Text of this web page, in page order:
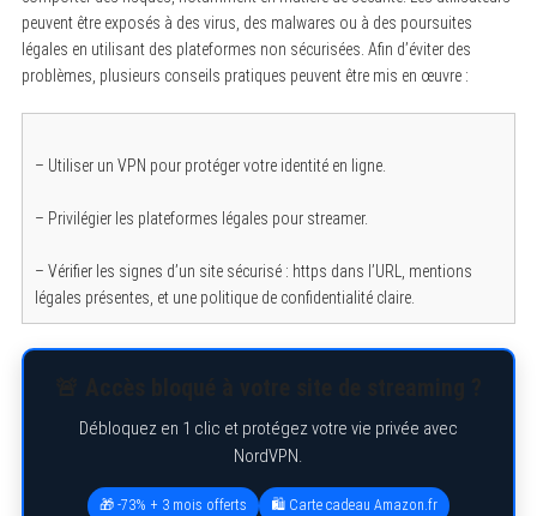
peuvent être exposés à des virus, des malwares ou à des poursuites
légales en utilisant des plateformes non sécurisées. Afin d’éviter des
problèmes, plusieurs conseils pratiques peuvent être mis en œuvre :
– Utiliser un VPN pour protéger votre identité en ligne.
– Privilégier les plateformes légales pour streamer.
– Vérifier les signes d’un site sécurisé : https dans l’URL, mentions
légales présentes, et une politique de confidentialité claire.
Débloquez en 1 clic et protégez votre vie privée avec
NordVPN.
🎁 -73% + 3 mois offerts 🛍️ Carte cadeau Amazon.fr